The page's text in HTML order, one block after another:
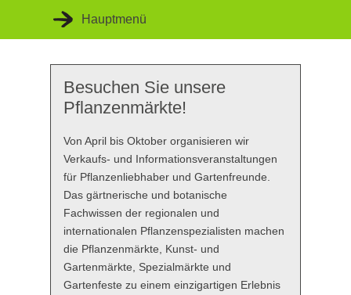
Hauptmenü
Startseite
Unser Konzept
Unsere Kompetenz
Besuchen Sie unsere
Pflanzenmärkte!
Von April bis Oktober organisieren wir
Verkaufs- und Informationsveranstaltungen
für Pflanzenliebhaber und Gartenfreunde.
Das gärtnerische und botanische
Fachwissen der regionalen und
internationalen Pflanzenspezialisten machen
die Pflanzenmärkte, Kunst- und
Gartenmärkte, Spezialmärkte und
Gartenfeste zu einem einzigartigen Erlebnis